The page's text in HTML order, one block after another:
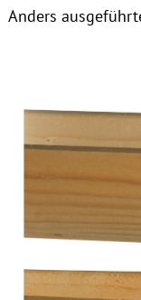
Anders